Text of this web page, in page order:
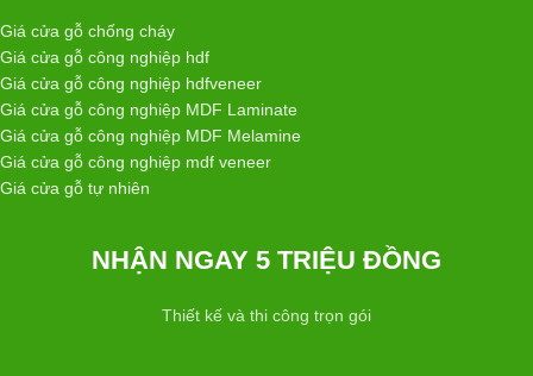
Giá cửa gỗ chống cháy
Giá cửa gỗ công nghiệp hdf
Giá cửa gỗ công nghiệp hdfveneer
Giá cửa gỗ công nghiệp MDF Laminate
Giá cửa gỗ công nghiệp MDF Melamine
Giá cửa gỗ công nghiệp mdf veneer
Giá cửa gỗ tự nhiên
NHẬN NGAY 5 TRIỆU ĐỒNG
Thiết kế và thi công trọn gói